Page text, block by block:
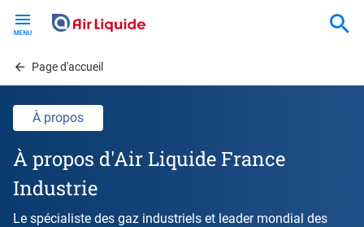
contentPage d'accueil
À propos
À propos d'Air Liquide France
Industrie
Le spécialiste des gaz industriels et leader mondial des